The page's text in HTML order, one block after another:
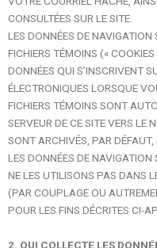
CONSULTÉES SUR LE SITE.
LES DONNÉES DE
FICHIERS TÉMOINS («
DONNÉES QUI S’INSCRIVENT
ÉLECTRONIQUES LORSQUE
FICHIERS TÉMOINS SONT
SERVEUR DE CE SITE VERS LE
SONT ARCHIVÉS, PAR DÉFAUT,
LES DONNÉES DE
NE LES UTILISONS PAS DANS
(PAR COUPLAGE OU
POUR LES FINS DÉCRITES CI-
2. QUI COLLECTE LES